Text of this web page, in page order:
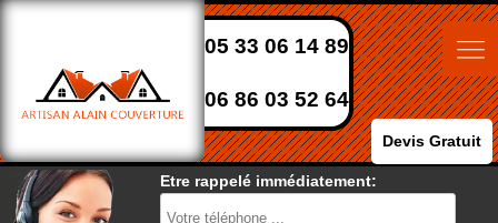
05 33 06 14 89
06 86 03 52 64
Devis Gratuit
Etre rappelé immédiatement: